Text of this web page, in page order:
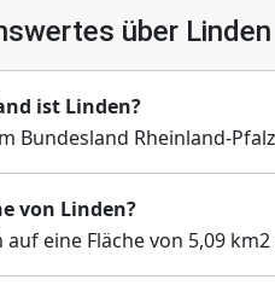
über Linden
ist Linden?
Bundesland Rheinland-
von Linden?
eine Fläche von 5,09 km2